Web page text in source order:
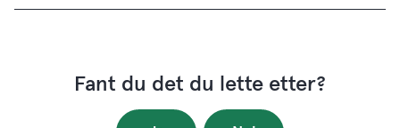
Fant du det du lette etter?